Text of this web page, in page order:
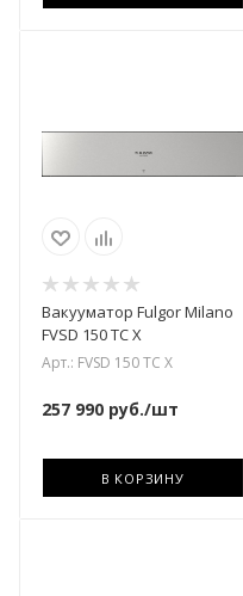
Вакууматор Fulgor Milano
FVSD 150 TC X
Арт.: FVSD 150 TC X
257 990 руб./шт
В КОРЗИНУ